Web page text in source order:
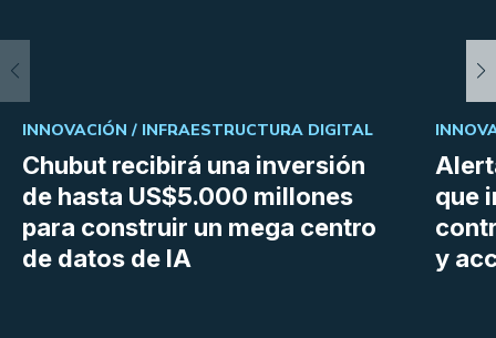
Chubut recibirá una inversión
de hasta US$5.000 millones
para construir un mega centro
de datos de IA
INNOVACIÓN / INFRAESTRUCTURA DIGITAL
que
y